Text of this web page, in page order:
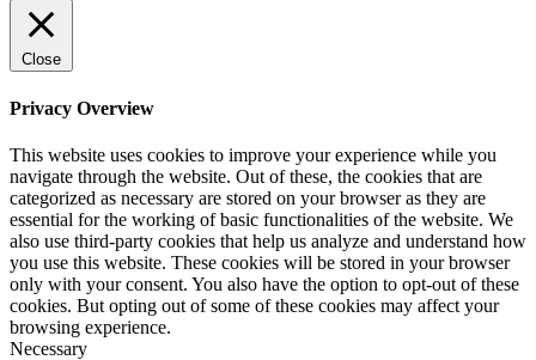
Close
Privacy Overview
This website uses cookies to improve your experience while you
navigate through the website. Out of these, the cookies that are
categorized as necessary are stored on your browser as they are
essential for the working of basic functionalities of the website. We
also use third-party cookies that help us analyze and understand how
you use this website. These cookies will be stored in your browser
only with your consent. You also have the option to opt-out of these
cookies. But opting out of some of these cookies may affect your
browsing experience.
Necessary